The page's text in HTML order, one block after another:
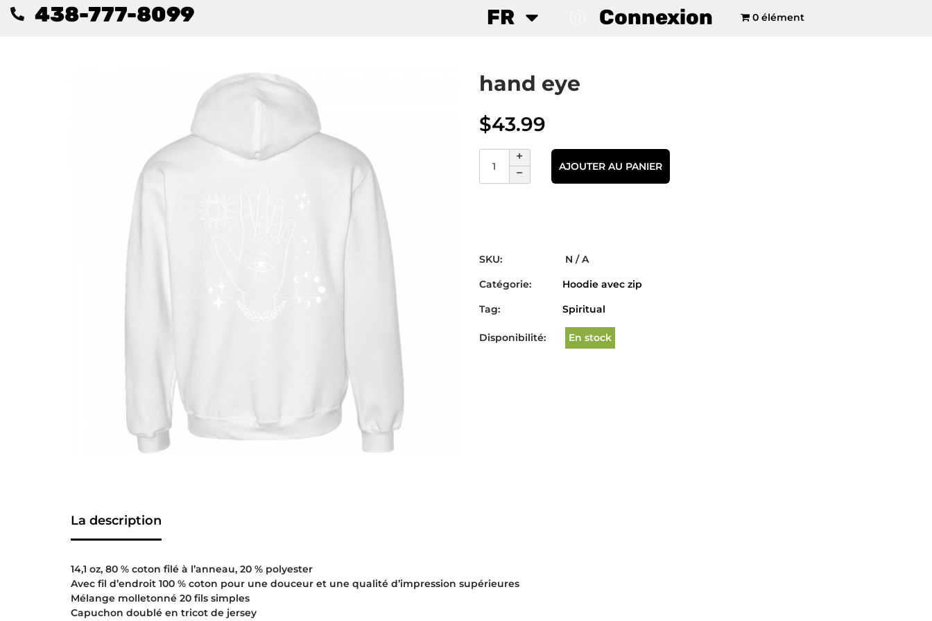
438-777-8099 FR Connexion 0 élément
hand eye
$43.99
AJOUTER AU PANIER
SKU:
N / A
Catégorie:
Hoodie avec zip
Tag:
Spiritual
Disponibilité: En stock
La description
14,1 oz, 80 % coton filé à l’anneau, 20 % polyester
Avec fil d’endroit 100 % coton pour une douceur et une qualité d’impression supérieures
Mélange molletonné 20 fils simples
Capuchon doublé en tricot de jersey